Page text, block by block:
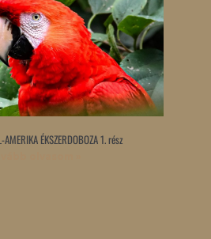
ÉKSZERDOBOZA 1. rész